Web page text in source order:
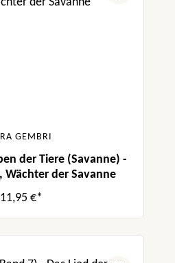
GEMBRI
der Tiere (Savanne) -
Wächter der Savanne
11,95 €*